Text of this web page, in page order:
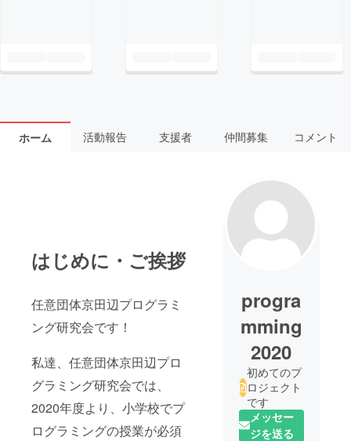
ホーム 活動報告 支援者 仲間募集 コメント
はじめに・ご挨拶
任意団体京田辺プログラミ
ング研究会です！
私達、任意団体京田辺プロ
グラミング研究会では、
2020年度より、小学校でプ
ログラミングの授業が必須
progra
mming
2020
初めてのプ
ロジェクト
です
メッセー
ジを送る